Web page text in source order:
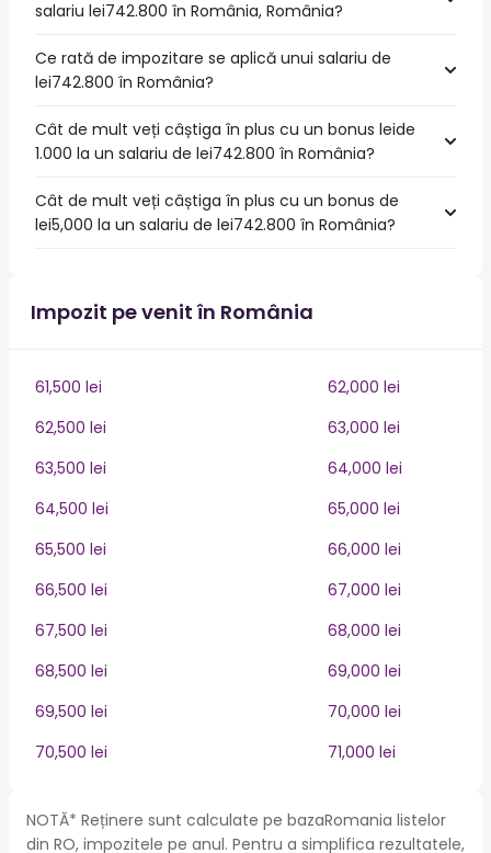
salariu lei742.800 în România, România?
Ce rată de impozitare se aplică unui salariu de
lei742.800 în România?
Cât de mult veți câștiga în plus cu un bonus leide
1.000 la un salariu de lei742.800 în România?
Cât de mult veți câștiga în plus cu un bonus de
lei5,000 la un salariu de lei742.800 în România?
Impozit pe venit în România
61,500 lei
62,000 lei
62,500 lei
63,000 lei
63,500 lei
64,000 lei
64,500 lei
65,000 lei
65,500 lei
66,000 lei
66,500 lei
67,000 lei
67,500 lei
68,000 lei
68,500 lei
69,000 lei
69,500 lei
70,000 lei
70,500 lei
71,000 lei
NOTĂ* Reținere sunt calculate pe bazaRomania listelor
din RO, impozitele pe anul. Pentru a simplifica rezultatele,